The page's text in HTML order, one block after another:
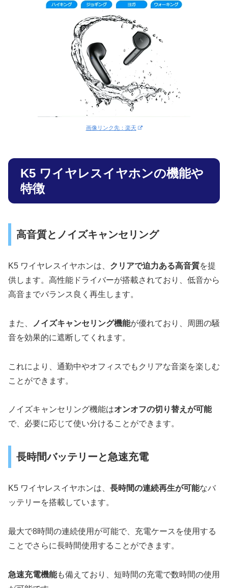
画像リンク先：楽天
K5 ワイヤレスイヤホンの機能や
特徴
高音質とノイズキャンセリング
K5 ワイヤレスイヤホンは、 クリアで迫力ある高音質を提
供します。高性能ドライバーが搭載されており、低音から
高音までバランス良く再生します。
また、 ノイズキャンセリング機能が優れており、周囲の騒
音を効果的に遮断してくれます。
これにより、通勤中やオフィスでもクリアな音楽を楽しむ
ことができます。
ノイズキャンセリング機能はオンオフの切り替えが可能
で、必要に応じて使い分けることができます。
長時間バッテリーと急速充電
K5 ワイヤレスイヤホンは、 長時間の連続再生が可能なバ
ッテリーを搭載しています。
最大で8時間の連続使用が可能で、充電ケースを使用する
ことでさらに長時間使用することができます。
急速充電機能も備えており、短時間の充電で数時間の使用